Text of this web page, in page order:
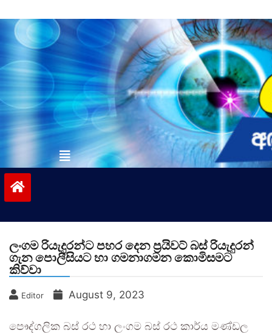
to
contentvinivida.lk
ලංගම රියැදුරන්ට පහර දෙන ප්‍රයිවට් බස් රියැදුරන්
ගැන පොලීසියට හා ගමනාගමන කොමිසමට
කිව්වා
Editor August 9, 2023
පෞද්ගලික බස් රථ හා ලංගම බස් රථ කාර්ය මණ්ඩල